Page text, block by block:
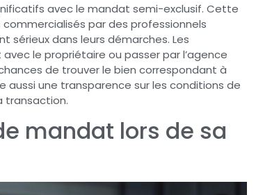
avec le mandat semi-exclusif. Cette
par des professionnels
sérieux dans leurs démarches. Les
le propriétaire ou passer par l’agence
de trouver le bien correspondant à
aussi une transparence sur les conditions de
transaction.
mandat lors de sa